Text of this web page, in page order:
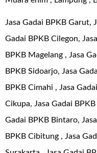
Jasa Gadai BPKB Garut,
Gadai BPKB Cilegon,
BPKB Magelang , Jasa
BPKB Sidoarjo, Jasa
BPKB Cimahi , Jasa
Cikupa, Jasa Gadai
Gadai BPKB Bintaro,
BPKB Cibitung , Jasa